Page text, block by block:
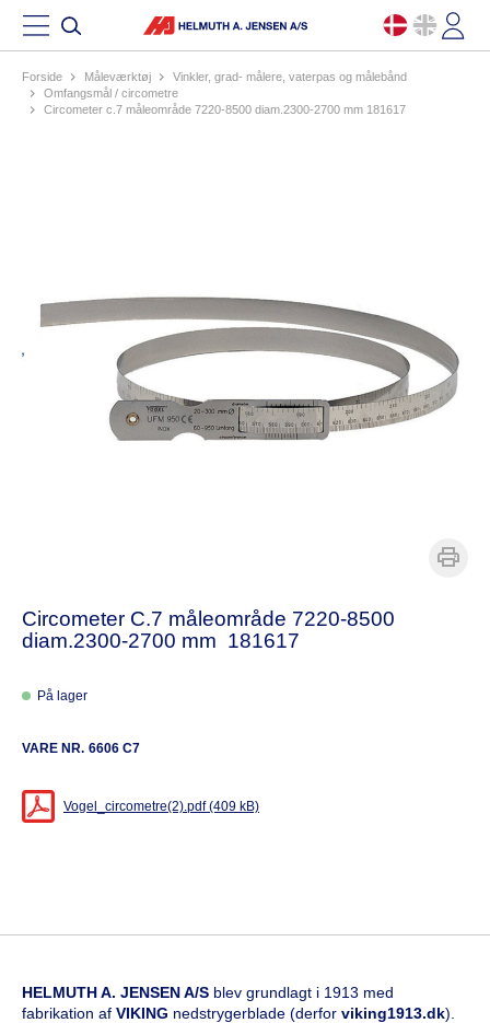
Forside måleværktøj
vinkler, grad- målere, vaterpas og målebånd
omfangsmål / circometre
circometer c.7 måleområde 7220-8500 diam.2300-2700 mm 181617
Circometer C.7 måleområde 7220-8500
diam.2300-2700 mm 181617
På lager
VARE NR. 6606 C7
Vogel_circometre(2).pdf (409 kB)
HELMUTH A. JENSEN A/S blev grundlagt i 1913 med
fabrikation af VIKING nedstrygerblade (derfor viking1913.dk).